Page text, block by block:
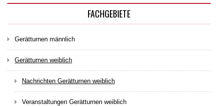
FACHGEBIETE
Gerätturnen männlich
Gerätturnen weiblich
Nachrichten Gerätturnen weiblich
Veranstaltungen Gerätturnen weiblich